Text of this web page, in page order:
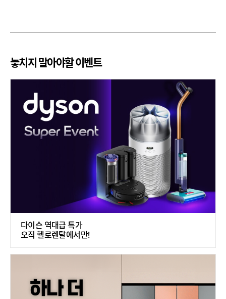
놓치지 말아야할 이벤트
다이슨 역대급 특가
오직 헬로렌탈에서만!